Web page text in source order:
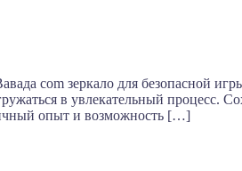
com зеркало для безопасной
в увлекательный
опыт и возможность […]